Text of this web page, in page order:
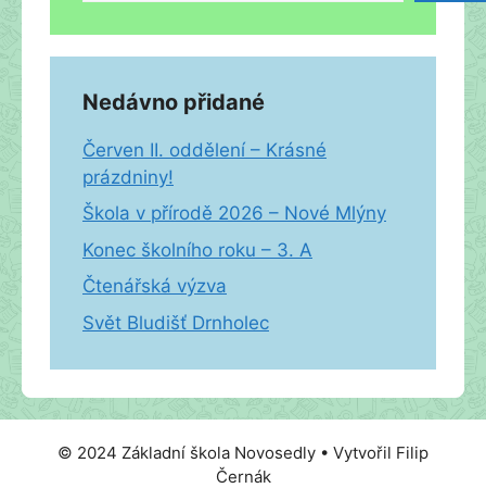
Nedávno přidané
Červen II. oddělení – Krásné
prázdniny!
Škola v přírodě 2026 – Nové Mlýny
Konec školního roku – 3. A
Čtenářská výzva
Svět Bludišť Drnholec
© 2024 Základní škola Novosedly • Vytvořil Filip
Černák